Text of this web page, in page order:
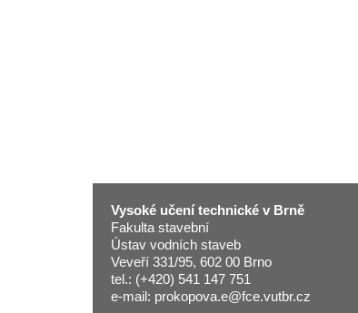
Vysoké učení technické v Brně
Fakulta stavební
Ústav vodních staveb
Veveří 331/95, 602 00 Brno
tel.: (+420) 541 147 751
e-mail: prokopova.e@fce.vutbr.cz